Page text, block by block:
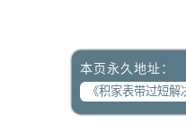
本页永久地址：